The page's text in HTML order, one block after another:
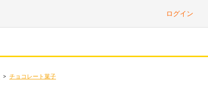
ログイン
> チョコレート菓子